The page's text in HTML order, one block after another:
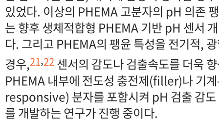
있었다. 이상의 PHEMA 고분자의 pH 의존
는 향후 생체적합형 PHEMA 기반 pH 센서
다. 그리고 PHEMA의 팽윤 특성을 전기적,
경우,21,22센서의 감도나 검출속도를 더욱
PHEMA 내부에 전도성 충전제(filler)나 기
responsive) 분자를 포함시켜 pH 검출 감도
를 개발하는 연구가 진행 중이다.